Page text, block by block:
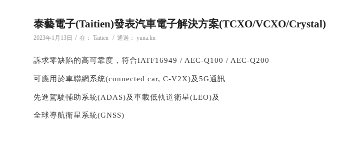
泰藝電子(Taitien)發表汽車電子解決方案(TCXO/VCXO/Crystal)
2023年1月13日 / 在： Taitien / 通過： yuna.lin
訴求零缺陷的高可靠度，符合IATF16949 / AEC-Q100 / AEC-Q200
可應用於車聯網系統(connected car, C-V2X)及5G通訊
先進駕駛輔助系統(ADAS)及車載低軌道衛星(LEO)及
全球導航衛星系統(GNSS)